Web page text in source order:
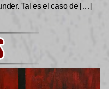
Tal es el caso de […]